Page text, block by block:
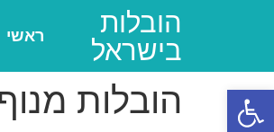
פתח סרגל נגישות
הובלות
בישראל
ראשי
הובלות